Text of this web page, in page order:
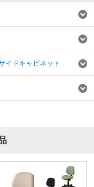
イドキャビネット